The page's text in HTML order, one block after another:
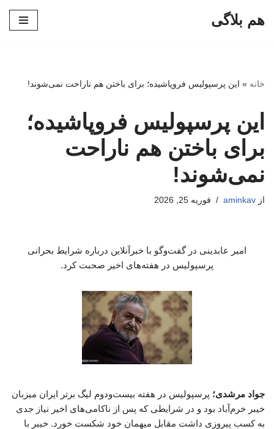
هم بلاگی
خانه » این پرسپولیس فروپاشیده؛ برای باختن هم ناراحت نمی‌شوند!
این پرسپولیس فروپاشیده؛
برای باختن هم ناراحت
نمی‌شوند!
از aminkav فوریه 25, 2026
امیر عابدینی در گفت‌وگو با خبرآنلاین درباره شرایط بحرانی
پرسپولیس در هفته‌های اخیر صحبت کرد.
جواد مرشدی؛ پرسپولیس در هفته بیست‌ودوم لیگ برتر ایران میزبان
خیبر خرم‌آباد بود و در شرایطی که پس از ناکامی‌های اخیر نیاز جدی
به کسب پیروزی داشت مقابل میهمان خود شکست خورد. خیبر با